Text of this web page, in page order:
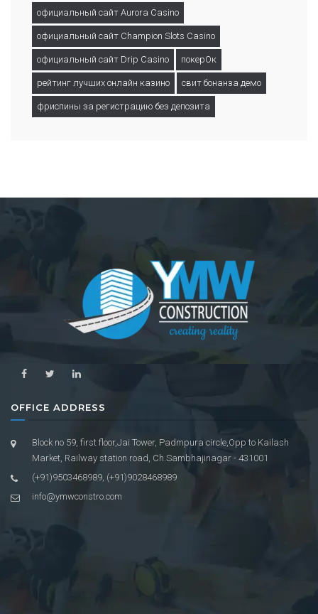
официальный сайт Aurora Casino
официальный сайт Champion Slots Casino
официальный сайт Drip Casino покерОк
рейтинг лучших онлайн казино свит бонанза демо
фриспины за регистрацию без депозита
OFFICE ADDRESS
Block no 59, first floor,Jai Tower, Padmpura circle,Opp to Kailash
Market, Railway station road, Ch.Sambhajinagar - 431001
(+91)9503468989, (+91)9028468989
info@ymwconstro.com